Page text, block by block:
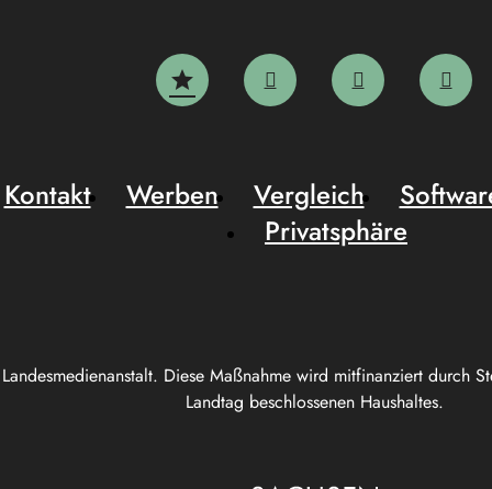
Diese Maßnahme wird mitfinanziert durch
Landtag beschlossenen Haushaltes.
Kontakt Werben Vergleich
Privatsphäre